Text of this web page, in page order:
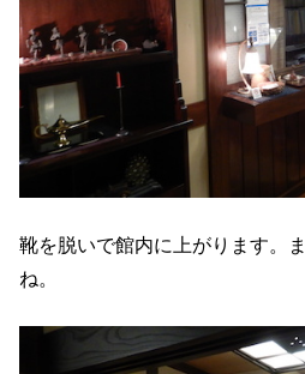
靴を脱いで館内に上がります。
ね。